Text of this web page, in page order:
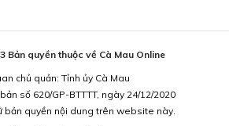
Bản quyền thuộc về Cà Mau Online
chủ quản: Tỉnh ủy Cà Mau
số 620/GP-BTTTT, ngày 24/12/2020
bản quyền nội dung trên website này.